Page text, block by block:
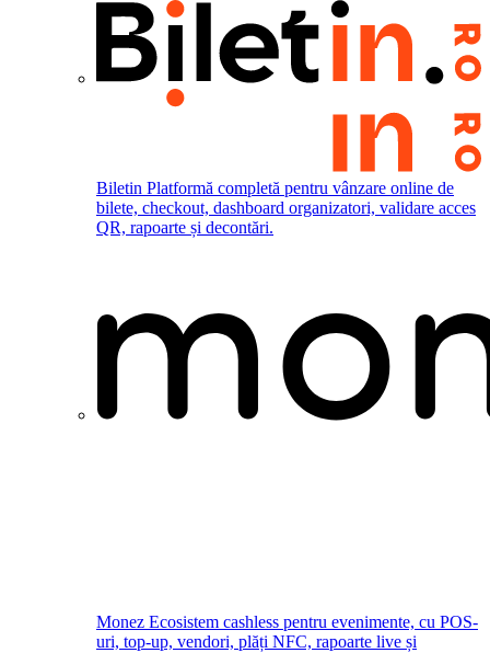
Biletin Platformă completă pentru vânzare online de
bilete, checkout, dashboard organizatori, validare acces
QR, rapoarte și decontări.
Monez Ecosistem cashless pentru evenimente, cu POS-
uri, top-up, vendori, plăți NFC, rapoarte live și